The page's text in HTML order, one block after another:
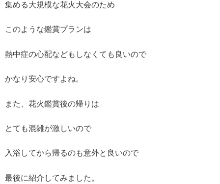
集める大規模な花火大会のため
このような鑑賞プランは
熱中症の心配などもしなくても良いので
かなり安心ですよね。
また、花火鑑賞後の帰りは
とても混雑が激しいので
入浴してから帰るのも意外と良いので
最後に紹介してみました。